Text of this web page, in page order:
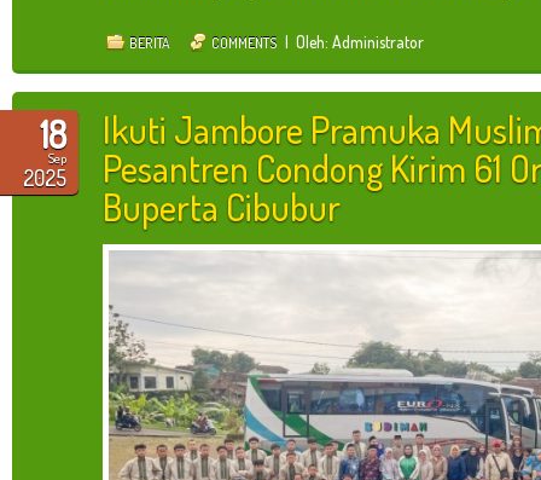
BERITA COMMENTS | Oleh: Administrator
18
Sep
2025
Ikuti Jambore Pramuka
Pesantren Condong Kirim 61
Buperta Cibubur